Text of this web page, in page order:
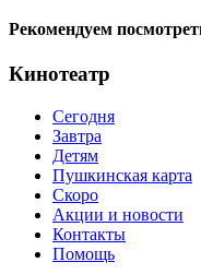
Рекомендуем
Кинотеатр
Сегодня
Завтра
Детям
Пушкинская карта
Скоро
Акции и новости
Контакты
Помощь